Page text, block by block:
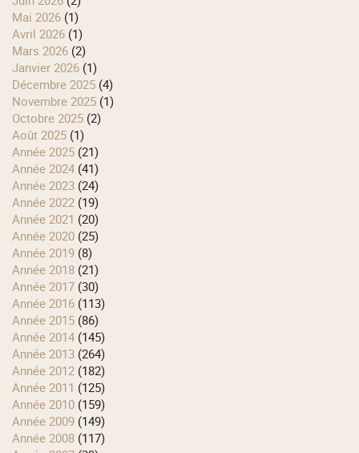
mai 2026 (1)
avril 2026 (1)
mars 2026 (2)
janvier 2026 (1)
décembre 2025 (4)
novembre 2025 (1)
octobre 2025 (2)
août 2025 (1)
année 2025 (21)
année 2024 (41)
année 2023 (24)
année 2022 (19)
année 2021 (20)
année 2020 (25)
année 2019 (8)
année 2018 (21)
année 2017 (30)
année 2016 (113)
année 2015 (86)
année 2014 (145)
année 2013 (264)
année 2012 (182)
année 2011 (125)
année 2010 (159)
année 2009 (149)
année 2008 (117)